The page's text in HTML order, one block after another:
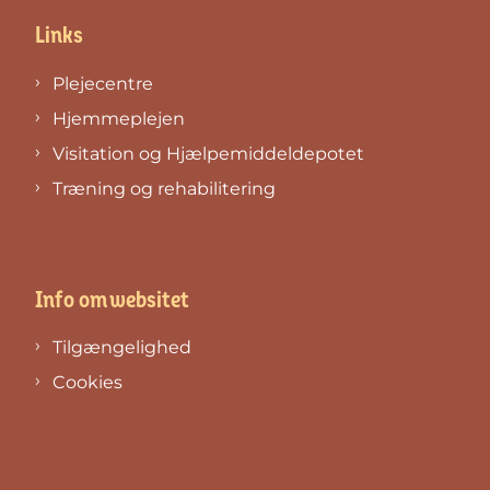
Links
Plejecentre
Hjemmeplejen
Visitation og Hjælpemiddeldepotet
Træning og rehabilitering
Info om websitet
Tilgængelighed
Cookies